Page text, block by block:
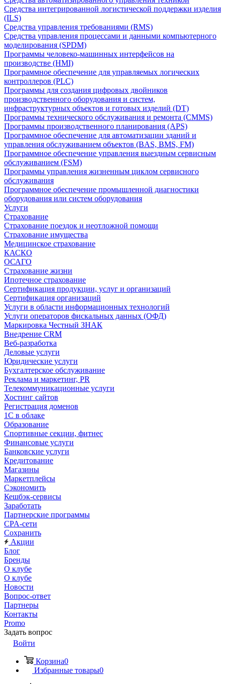
Средства интегрированной логистической поддержки изделия
(ILS)
Средства управления требованиями (RMS)
Средства управления процессами и данными компьютерного
моделирования (SPDM)
Программы человеко-машинных интерфейсов на
производстве (HMI)
Программное обеспечение для управляемых логических
контроллеров (PLC)
Программы для создания цифровых двойников
производственного оборудования и систем,
инфраструктурных объектов и готовых изделий (DT)
Программы технического обслуживания и ремонта (CMMS)
Программы производственного планирования (APS)
Программное обеспечение для автоматизации зданий и
управления обслуживанием объектов (BAS, BMS, FM)
Программное обеспечение управления выездным сервисным
обслуживанием (FSM)
Программы управления жизненным циклом сервисного
обслуживания
Программное обеспечение промышленной диагностики
оборудования или систем оборудования
Услуги
Страхование
Страхование поездок и неотложной помощи
Страхование имущества
Медицинское страхование
КАСКО
ОСАГО
Страхование жизни
Ипотечное страхование
Сертификация продукции, услуг и организаций
Сертификация организаций
Услуги в области информационных технологий
Услуги операторов фискальных данных (ОФД)
Маркировка Честный ЗНАК
Внедрение CRM
Веб-разработка
Деловые услуги
Юридические услуги
Бухгалтерское обслуживание
Реклама и маркетинг, PR
Телекоммуникационные услуги
Хостинг сайтов
Регистрация доменов
1С в облаке
Образование
Спортивные секции, фитнес
Финансовые услуги
Банковские услуги
Кредитование
Магазины
Маркетплейсы
Сэкономить
Кешбэк-сервисы
Заработать
Партнерские программы
CPA-сети
Сохранить
Акции
Блог
Бренды
О клубе
О клубе
Новости
Вопрос-ответ
Партнеры
Контакты
Promo
Задать вопрос
Войти
Корзина0
Избранные товары0